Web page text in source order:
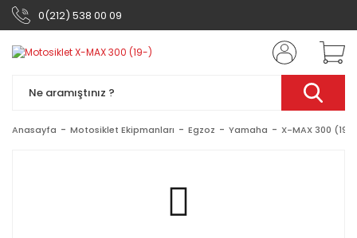
0(212) 538 00 09
Anasayfa Motosiklet Ekipmanları Egzoz Yamaha X-MAX 300 (19-)